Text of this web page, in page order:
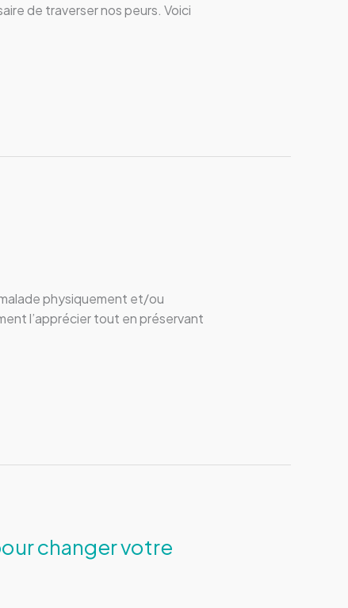
de traverser nos peurs. Voici
physiquement et/ou
l’apprécier tout en préservant
changer votre